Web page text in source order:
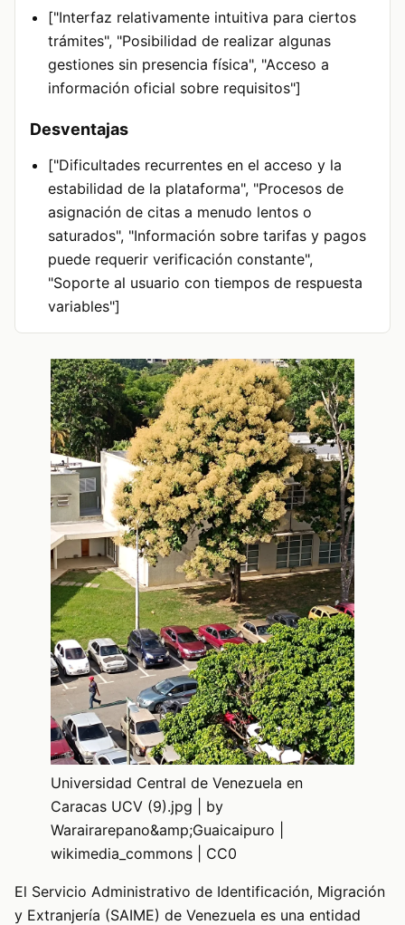
["Interfaz relativamente intuitiva para ciertos
trámites", "Posibilidad de realizar algunas
gestiones sin presencia física", "Acceso a
información oficial sobre requisitos"]
Desventajas
["Dificultades recurrentes en el acceso y la
estabilidad de la plataforma", "Procesos de
asignación de citas a menudo lentos o
saturados", "Información sobre tarifas y pagos
puede requerir verificación constante",
"Soporte al usuario con tiempos de respuesta
variables"]
Universidad Central de Venezuela en
Caracas UCV (9).jpg | by
Warairarepano&amp;Guaicaipuro |
wikimedia_commons | CC0
El Servicio Administrativo de Identificación, Migración
y Extranjería (SAIME) de Venezuela es una entidad